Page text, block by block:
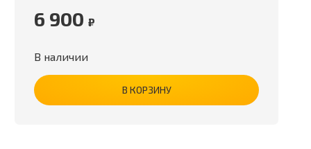
6 900 ₽
В наличии
В КОРЗИНУ